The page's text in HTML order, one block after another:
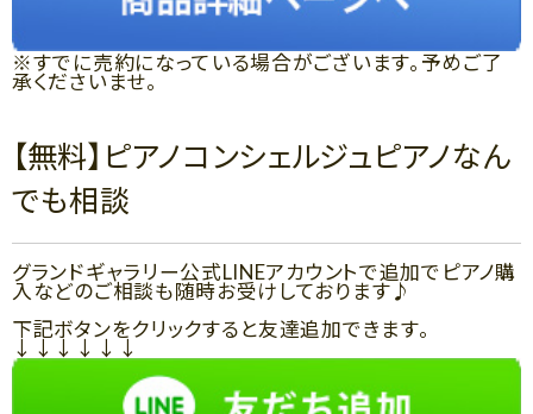
※すでに売約になっている場合がございます。予めご了
承くださいませ。
【無料】ピアノコンシェルジュピアノなん
でも相談
グランドギャラリー公式LINEアカウントで追加でピアノ購
入などのご相談も随時お受けしております♪
下記ボタンをクリックすると友達追加できます。
↓↓↓↓↓↓